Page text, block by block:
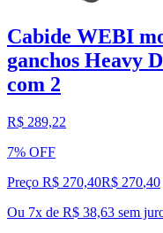
Cabide WEBI
ganchos Heavy
com 2
R$ 289,22
7% OFF
Preço R$ 270,40R$ 270,40
Ou 7x de R$ 38,63 sem